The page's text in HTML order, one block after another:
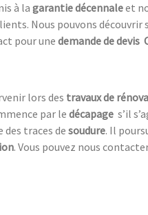
à lagarantie décennaleet
Nous pouvons
pour une demande de devis
lors des travaux de
par ledécapage s’il
traces desoudure. Il
. Vous pouvez nous